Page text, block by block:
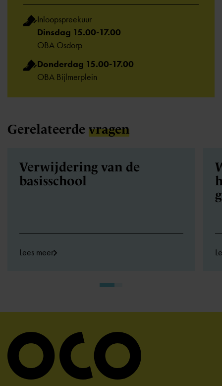
Inloopspreekuur
Dinsdag 15.00-17.00
OBA Osdorp
Donderdag 15.00-17.00
OBA Bijlmerplein
Gerelateerde vragen
Verwijdering van de
basisschool
Lees meer